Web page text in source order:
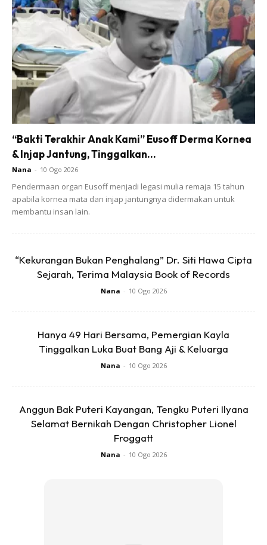
banyak.
@yoonachieeReply to @ayorss bgtue adk
ku syg🥰 tq🙏#orangkampung🔰
#bahagiaitusederhana#alhamdulillah❤️
#surirumahsepenuhmasa
#gengnustan💞
#menghiburdirisendiri#syukurapaadanya
#sabahan #kudatcrew_fams#fypシ#fyp
シ゚viral♬ original sound – YoonaChiee
Menjengah pada ruangan komen, rata-rata netizen turut
memberikan sokongan selain berharap agar insan itu terus
bahagia dalam kehidupannya.
Ads
“Bakti Terakhir Anak Kami” Eusoff Derma Kornea
& Injap Jantung, Tinggalkan...
Nana - 10 Ogo 2026
Pendermaan organ Eusoff menjadi legasi mulia remaja 15 tahun
apabila kornea mata dan injap jantungnya didermakan untuk
membantu insan lain.
“Kekurangan Bukan Penghalang” Dr. Siti Hawa Cipta
Sejarah, Terima Malaysia Book of Records
Nana - 10 Ogo 2026
Hanya 49 Hari Bersama, Pemergian Kayla
Tinggalkan Luka Buat Bang Aji & Keluarga
Nana - 10 Ogo 2026
Anggun Bak Puteri Kayangan, Tengku Puteri Ilyana
Selamat Bernikah Dengan Christopher Lionel
Froggatt
Nana - 10 Ogo 2026